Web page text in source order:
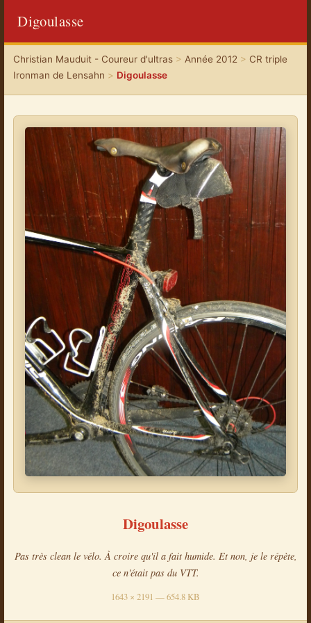
Digoulasse
Christian Mauduit - Coureur d'ultras> Année 2012 > CR triple
Ironman de Lensahn > Digoulasse
Digoulasse
Pas très clean le vélo. À croire qu'il a fait humide. Et non, je le répète,
ce n'était pas du VTT.
1643 × 2191 — 654.8 KB